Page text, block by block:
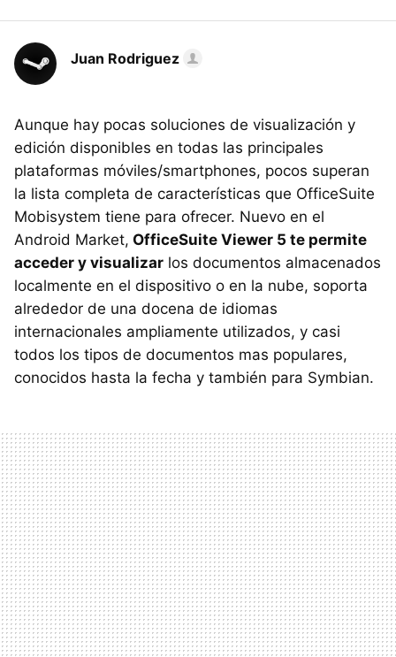
Juan Rodriguez
Aunque hay pocas soluciones de visualización y
edición disponibles en todas las principales
plataformas móviles/smartphones, pocos superan
la lista completa de características que OfficeSuite
Mobisystem tiene para ofrecer. Nuevo en el
Android Market, OfficeSuite Viewer 5 te permite
acceder y visualizar los documentos almacenados
localmente en el dispositivo o en la nube, soporta
alrededor de una docena de idiomas
internacionales ampliamente utilizados, y casi
todos los tipos de documentos mas populares,
conocidos hasta la fecha y también para Symbian.